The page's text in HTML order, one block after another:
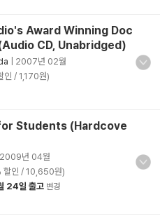
Award Winning Doc
CD, Unabridged)
2007년 02월
인 / 1,170원)
Students (Hardcove
2009년 04월
할인 / 10,650원)
24일 출고 변경